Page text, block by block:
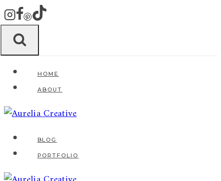
Zum
Inhalt
springen
HOME
ABOUT
BLOG
PORTFOLIO